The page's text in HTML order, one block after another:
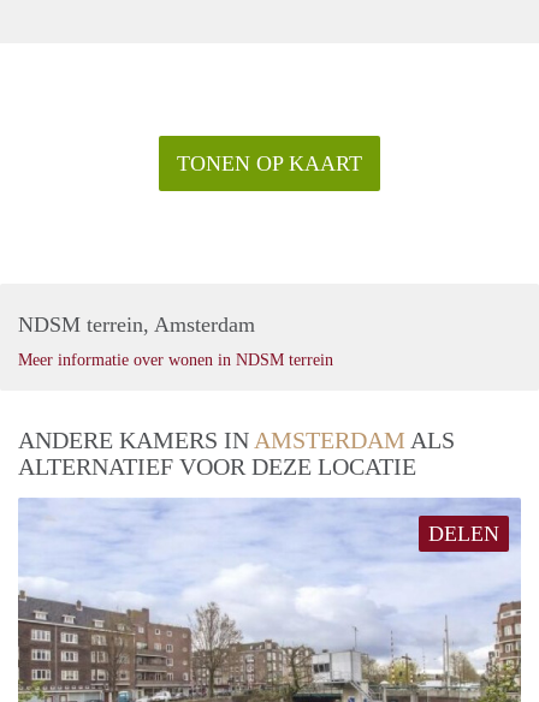
TONEN OP KAART
NDSM terrein, Amsterdam
Meer informatie over wonen in NDSM terrein
ANDERE KAMERS IN AMSTERDAM ALS
ALTERNATIEF VOOR DEZE LOCATIE
DELEN